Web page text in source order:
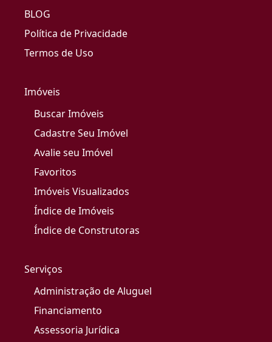
BLOG
Política de Privacidade
Termos de Uso
Imóveis
Buscar Imóveis
Cadastre Seu Imóvel
Avalie seu Imóvel
Favoritos
Imóveis Visualizados
Índice de Imóveis
Índice de Construtoras
Serviços
Administração de Aluguel
Financiamento
Assessoria Jurídica